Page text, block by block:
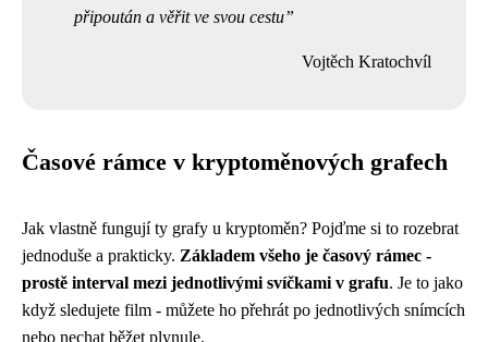
připoután a věřit ve svou cestu
Vojtěch Kratochvíl
Časové rámce v kryptoměnových grafech
Jak vlastně fungují ty grafy u kryptoměn? Pojďme si to rozebrat
jednoduše a prakticky. Základem všeho je časový rámec -
prostě interval mezi jednotlivými svíčkami v grafu. Je to jako
když sledujete film - můžete ho přehrát po jednotlivých snímcích
nebo nechat běžet plynule.